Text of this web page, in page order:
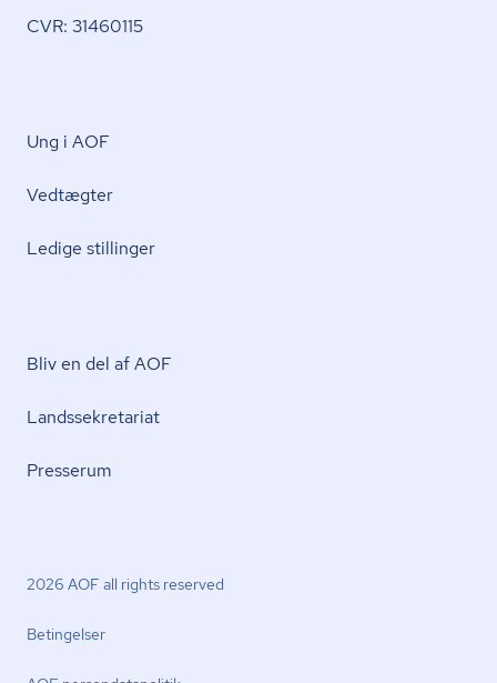
CVR: 31460115
Ung i AOF
Vedtægter
Ledige stillinger
Bliv en del af AOF
Lands­se­kre­ta­ri­at
Presserum
2026 AOF all rights reserved
Betingelser